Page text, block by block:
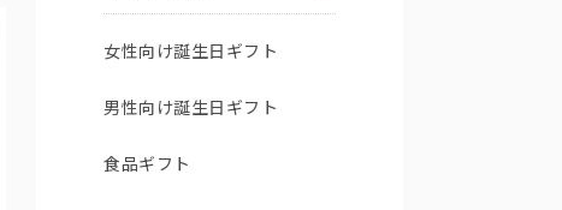
女性向け誕生日ギフト
男性向け誕生日ギフト
食品ギフト